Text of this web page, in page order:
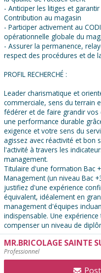
- Anticiper les litiges et
Contribution au magasin
- Participer activement au
opérationnelle globale du
- Assurer la permanence,
respect des procédures et de
PROFIL RECHERCHÉ :
Leader charismatique et
commerciale, sens du terrain
fédérer et de faire grandir
une performance durable
exigence et votre sens du
agissez avec réactivité et bon
l'activité à travers les
management.
Titulaire d'une formation Bac
Management (un niveau Bac
justifiez d'une expérience
équivalent, idéalement en
management d'équipes
indispensable. Une
compenser un niveau de
Contacter
l'annonceur
MR.BRICOLAGE SAINTE
Professionnel